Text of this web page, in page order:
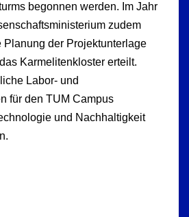
begonnen werden. Im Jahr
zudem
Planung der Projektunterlage
Karmelitenkloster erteilt.
Labor- und
für den TUM Campus
und Nachhaltigkeit